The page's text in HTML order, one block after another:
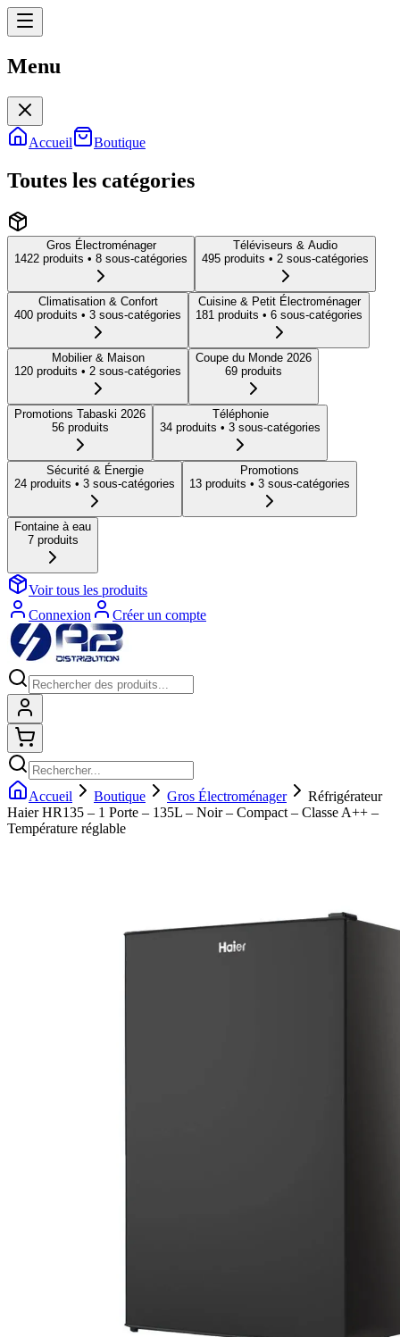
Menu
Accueil Boutique
Toutes les catégories
Gros Électroménager
1422 produits • 8 sous-catégories
Téléviseurs & Audio
495 produits • 2 sous-catégories
Climatisation & Confort
400 produits • 3 sous-catégories
Cuisine & Petit Électroménager
181 produits • 6 sous-catégories
Mobilier & Maison
120 produits • 2 sous-catégories
Coupe du Monde 2026
69 produits
Promotions Tabaski 2026
56produits
Téléphonie
34 produits • 3 sous-catégories
Sécurité & Énergie
24 produits • 3 sous-catégories
Promotions
13 produits • 3 sous-catégories
Fontaine à eau
7produits
Voir tous les produits
Connexion
Créer un compte
Accueil Boutique Gros Électroménager
Réfrigérateur
Haier HR135 – 1 Porte – 135L – Noir – Compact – Classe A++ –
Température réglable